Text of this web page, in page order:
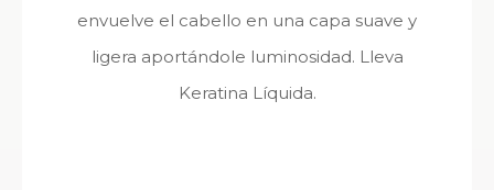
envuelve el cabello en una capa suave y
ligera aportándole luminosidad. Lleva
Keratina Líquida.